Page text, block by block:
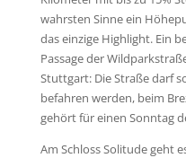
wahrsten Sinne ein
das einzige Highlight. Ein
Passage der
Stuttgart: Die Straße darf
befahren werden, beim
gehört für einen Sonntag
Am Schloss Solitude geht